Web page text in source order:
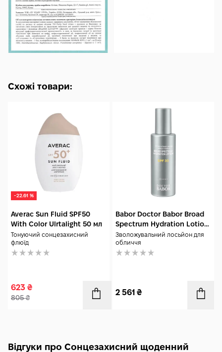
Схожі товари:
-22.61 %
Averac Sun Fluid SPF50
With Color Ulrtalight 50 мл
Тонуючий сонцезахисний
флюїд
623 ₴
805₴
Babor Doctor Babor Broad
Spectrum Hydration Lotion
SPF30 150 мл
Зволожувальний лосьйон для
обличчя
2 561 ₴
Відгуки про Сонцезахисний щоденний